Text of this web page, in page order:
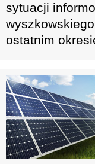
sytuacji
ostatnim